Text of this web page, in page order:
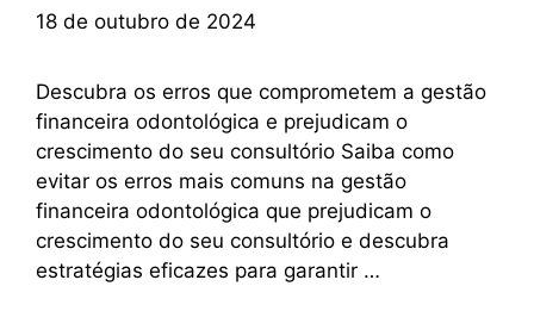
18 de outubro de 2024
Descubra os erros que comprometem a gestão
financeira odontológica e prejudicam o
crescimento do seu consultório Saiba como
evitar os erros mais comuns na gestão
financeira odontológica que prejudicam o
crescimento do seu consultório e descubra
estratégias eficazes para garantir …